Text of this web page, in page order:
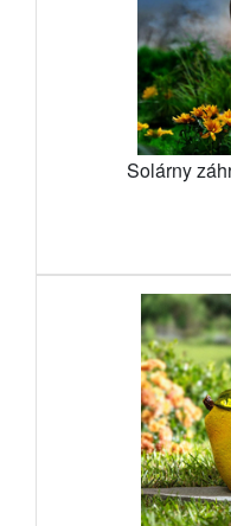
Solárny